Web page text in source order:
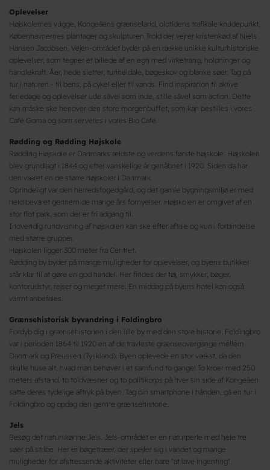
Oplevelser
Højskolernes vugge, Kongeåens grænseland, oldtidens trafikale knudepunkt,
Københavnernes plantager og skulpturen Trold der vejrer kristenkød af Niels
Hansen Jacobsen. Vejen-området byder på en række unikke kulturhistoriske
oplevelser, som tegner et billede af en egn med virketrang, holdninger og
handlekraft. Åer, hede sletter, tunneldale, bøgeskov og blanke søer. Tag på
tur i naturen - til bens, på cykel eller til vands. Find inspiration til aktive
feriedage og oplevelser ude såvel som inde, stille såvel som action. Dette
kan måske ske henover den store morgenbuffet, som kan bestilles i vores
Café Goma og som serveres i vores Bio Café.
Rødding og Rødding Højskole
Rødding Højskole er Danmarks ældste og verdens første højskole. Højskolen
blev grundlagt i 1844 og efter vanskelige år genåbnet i 1920. Siden da har
den været en de større højskoler i Danmark.
Oprindeligt var den herredsfogedgård, og det gamle bygningsmiljø er med
held bevaret gennem de mange års fornyelser. Højskolen er omgivet af en
stor flot park, som der er fri adgang til.
Indvendig rundvisning af højskolen kan ske efter aftale og kun i forbindelse
med større grupper.
Højskolen ligger 300 meter fra Centret.
Rødding by byder på mange muligheder for oplevelser, og byens butikker
står klar til at gøre en god handel. Her findes der tøj, smykker, bøger,
kontorudstyr, rejser og meget mere. En middag på byens hotel kan også
varmt anbefales.
Grænsehistorisk byvandring i Foldingbro
Fordyb dig i grænsehistorien i den lille by med den store historie. Foldingbro
var i perioden 1864 til 1920 en af de travleste grænseovergange mellem
Danmark og Preussen (Tyskland). Byen oplevede en stor vækst, da den
skulle huse alt, hvad man behøver i et samfund to gange! To kroer med 250
meters afstand, to toldvæsner og to politikorps på hver sin side af Kongeåen
satte deres tydelige aftryk på byen. Tag din smartphone i hånden, gå en tur i
Foldingbro og opdag den gemte grænsehistorie.
Jels
Besøg det naturskønne Jels. Jels-området er en naturperle med hele tre
søer på stribe. Her er bøgetræer, der spejler sig i vandet og mange
muligheder for afstressende aktiviteter eller bare "at lave ingenting".